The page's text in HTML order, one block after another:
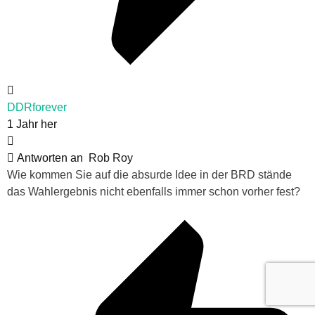
DDRforever
1 Jahr her
Antworten an
Rob Roy
Wie kommen Sie auf die absurde Idee in der BRD stände
das Wahlergebnis nicht ebenfalls immer schon vorher fest?